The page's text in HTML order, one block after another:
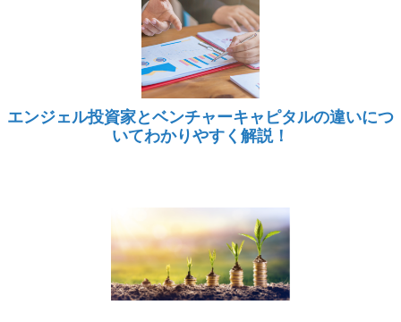
エンジェル投資家とベンチャーキャピタルの違いにつ
いてわかりやすく解説！